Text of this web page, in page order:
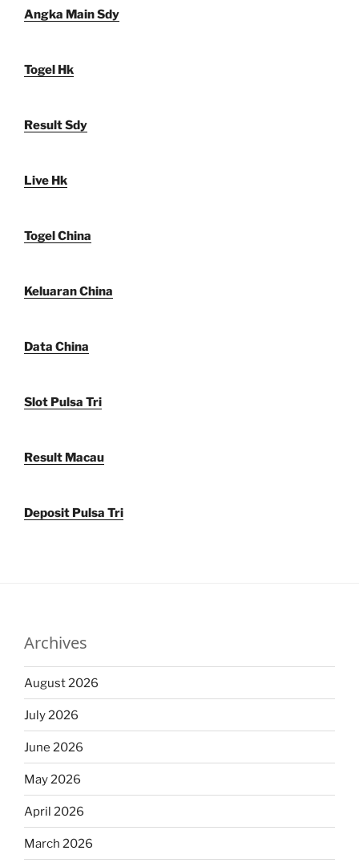
Angka Main Sdy
Togel Hk
Result Sdy
Live Hk
Togel China
Keluaran China
Data China
Slot Pulsa Tri
Result Macau
Deposit Pulsa Tri
Archives
August 2026
July 2026
June 2026
May 2026
April 2026
March 2026